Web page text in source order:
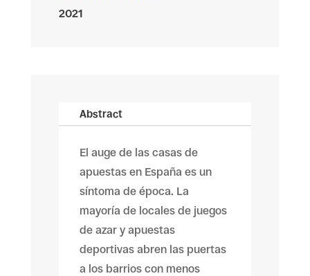
2021
Abstract
El auge de las casas de
apuestas en España es un
síntoma de época. La
mayoría de locales de juegos
de azar y apuestas
deportivas abren las puertas
a los barrios con menos